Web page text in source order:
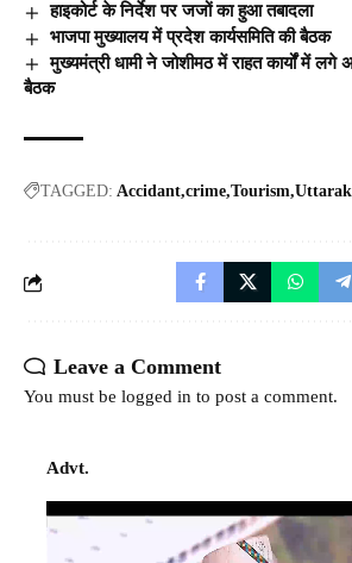
हाइकोर्ट के निर्देश पर जजों का हुआ तबादला
भाजपा मुख्यालय में प्रदेश कार्यसमिति की बैठक
मुख्यमंत्री धामी ने जोशीमठ में राहत कार्यों में लगे
बैठक
TAGGED: Accidant crime Tourism
Leave a Comment
You must be logged in to post a comment.
Advt.
Video